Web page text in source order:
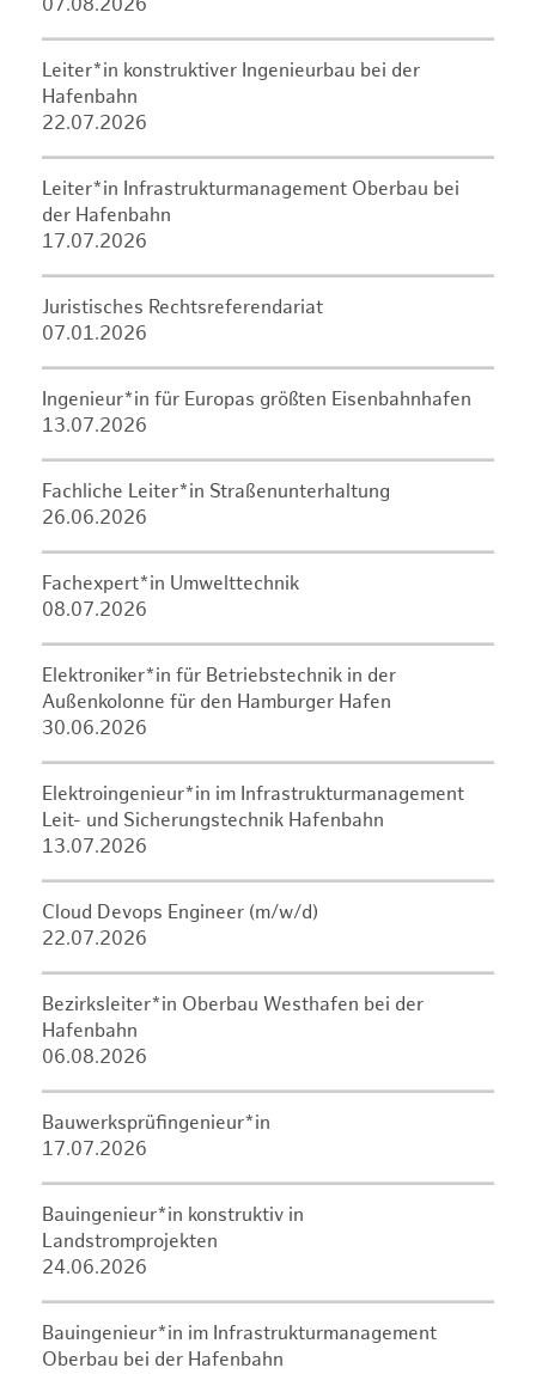
07.08.2026
Leiter*in konstruktiver Ingenieurbau bei der
Hafenbahn
22.07.2026
Leiter*in Infrastrukturmanagement Oberbau bei
der Hafenbahn
17.07.2026
Juristisches Rechtsreferendariat
07.01.2026
Ingenieur*in für Europas größten Eisenbahnhafen
13.07.2026
Fachliche Leiter*in Straßenunterhaltung
26.06.2026
Fachexpert*in Umwelttechnik
08.07.2026
Elektroniker*in für Betriebstechnik in der
Außenkolonne für den Hamburger Hafen
30.06.2026
Elektroingenieur*in im Infrastrukturmanagement
Leit- und Sicherungstechnik Hafenbahn
13.07.2026
Cloud Devops Engineer (m/w/d)
22.07.2026
Bezirksleiter*in Oberbau Westhafen bei der
Hafenbahn
06.08.2026
Bauwerksprüfingenieur*in
17.07.2026
Bauingenieur*in konstruktiv in
Landstromprojekten
24.06.2026
Bauingenieur*in im Infrastrukturmanagement
Oberbau bei der Hafenbahn